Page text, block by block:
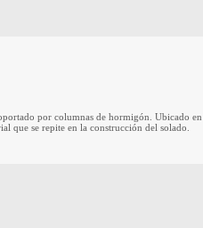
por columnas de hormigón. Ubicado
que se repite en la construcción del solado.